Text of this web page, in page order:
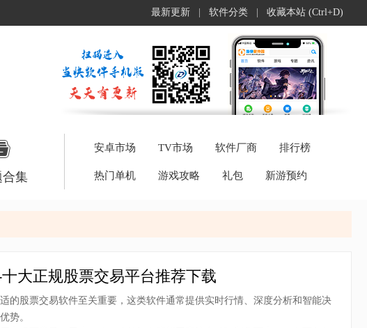
最新更新 软件分类 收藏本站 (Ctrl+D)
合集
安卓市场 TV市场 软件厂商 排行榜
热门单机 游戏攻略 礼包 新游预约
大正规股票交易平台推荐下载
的股票交易软件至关重要，这类软件通常提供实时行情、深度分析和智能决
势。